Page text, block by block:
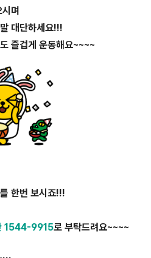
며
대단하세요!!!
즐겁게 운동해요~~~~
를 한번 보시죠!!!
1544-9915로 부탁드려요~~~~